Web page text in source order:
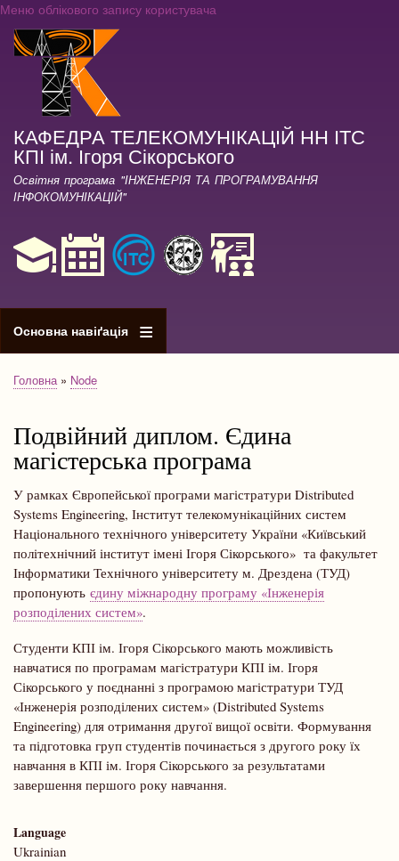
Перейти
Меню облікового запису користувача
КАФЕДРА ТЕЛЕКОМУНІКАЦІЙ НН ІТС
КПІ ім. Ігоря Сікорського
Освітня програма "ІНЖЕНЕРІЯ ТА ПРОГРАМУВАННЯ
ІНФОКОМУНІКАЦІЙ"
Основна навіґація
Рядок
Головна Node
Подвійний диплом. Єдина
магістерська програма
У рамках Європейської програми магістратури Distributed
Systems Engineering, Інститут телекомунікаційних систем
Національного технічного університету України «Київський
політехнічний інститут імені Ігоря Сікорського» та факультет
Інформатики Технічного університету м. Дрездена (ТУД)
пропонують єдину міжнародну програму «Інженерія
розподілених систем».
Студенти КПІ ім. Ігоря Сікорського мають можливість
навчатися по програмам магістратури КПІ ім. Ігоря
Сікорського у поєднанні з програмою магістратури ТУД
«Інженерія розподілених систем» (Distributed Systems
Engineering) для отримання другої вищої освіти. Формування
та підготовка груп студентів починається з другого року їх
навчання в КПІ ім. Ігоря Сікорського за результатами
завершення першого року навчання.
Language
Ukrainian